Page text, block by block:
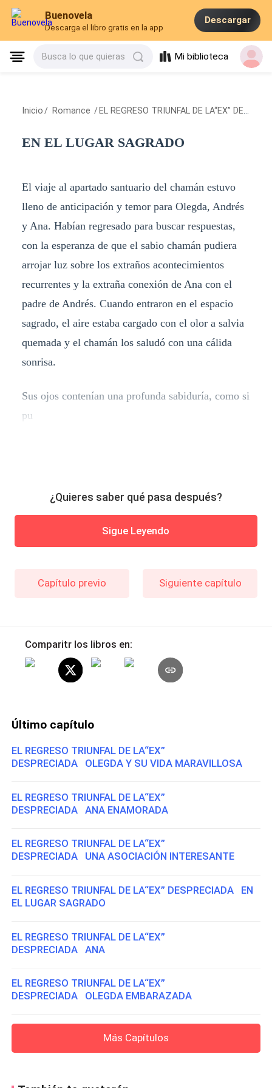
Buenovela
Descarga el libro gratis en la app
Descargar
Busca lo que quieras Mi biblioteca
Inicio / Romance / EL REGRESO TRIUNFAL DE LA“EX” DESPRECIADA
EN EL LUGAR SAGRADO
El viaje al apartado santuario del chamán estuvo
lleno de anticipación y temor para Olegda, Andrés
y Ana. Habían regresado para buscar respuestas,
con la esperanza de que el sabio chamán pudiera
arrojar luz sobre los extraños acontecimientos
recurrentes y la extraña conexión de Ana con el
padre de Andrés. Cuando entraron en el espacio
sagrado, el aire estaba cargado con el olor a salvia
quemada y el chamán los saludó con una cálida
sonrisa.
Sus ojos contenían una profunda sabiduría, como si
pu
¿Quieres saber qué pasa después?
Sigue Leyendo
Capítulo previo Siguiente capítulo
Comparitr los libros en:
Último capítulo
EL REGRESO TRIUNFAL DE LA“EX”
DESPRECIADA OLEGDA Y SU VIDA MARAVILLOSA
EL REGRESO TRIUNFAL DE LA“EX”
DESPRECIADA ANA ENAMORADA
EL REGRESO TRIUNFAL DE LA“EX”
DESPRECIADA UNA ASOCIACIÓN INTERESANTE
EL REGRESO TRIUNFAL DE LA“EX” DESPRECIADA EN
EL LUGAR SAGRADO
EL REGRESO TRIUNFAL DE LA“EX”
DESPRECIADA ANA
EL REGRESO TRIUNFAL DE LA“EX”
DESPRECIADA OLEGDA EMBARAZADA
Más Capítulos